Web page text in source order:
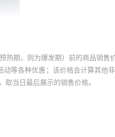
热期，则为爆发期）前的商品销售
等各种优惠；该价格会计算其他
当日最后展示的销售价格。